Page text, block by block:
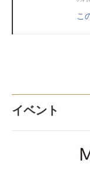
こ
イベント